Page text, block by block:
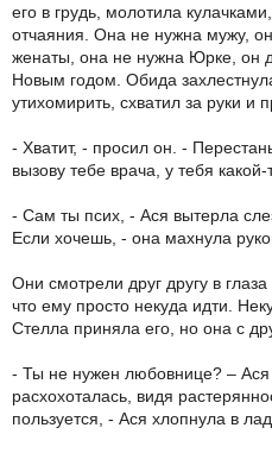
его в грудь, молотила
отчаяния. Она не нужна мужу,
женаты, она не нужна Юрке, он
Новым годом. Обида
утихомирить, схватил за руки и
- Хватит, - просил он. -
вызову тебе врача, у тебя какой-
- Сам ты псих, - Ася вытерла
Если хочешь, - она махнула
Они смотрели друг другу в
что ему просто некуда идти.
Стелла приняла его, но она с
- Ты не нужен любовнице? –
расхохоталась, видя
пользуется, - Ася хлопнула в